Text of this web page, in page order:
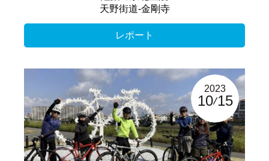
天野街道-金剛寺
レポート
2023
10 15